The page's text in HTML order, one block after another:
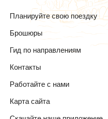
Планируйте свою поездку
Брошюры
Гид по направлениям
Контакты
Работайте с нами
Карта сайта